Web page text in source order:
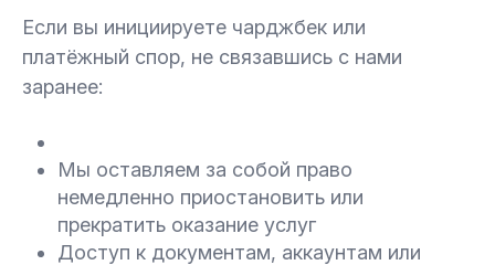
Если вы инициируете чарджбек или
платёжный спор, не связавшись с нами
заранее:
Мы оставляем за собой право
немедленно приостановить или
прекратить оказание услуг
Доступ к документам, аккаунтам или